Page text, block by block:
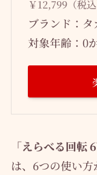
￥12,799（税込
ブランド：
対象年齢：0
「えらべる回転
は、6つの使い